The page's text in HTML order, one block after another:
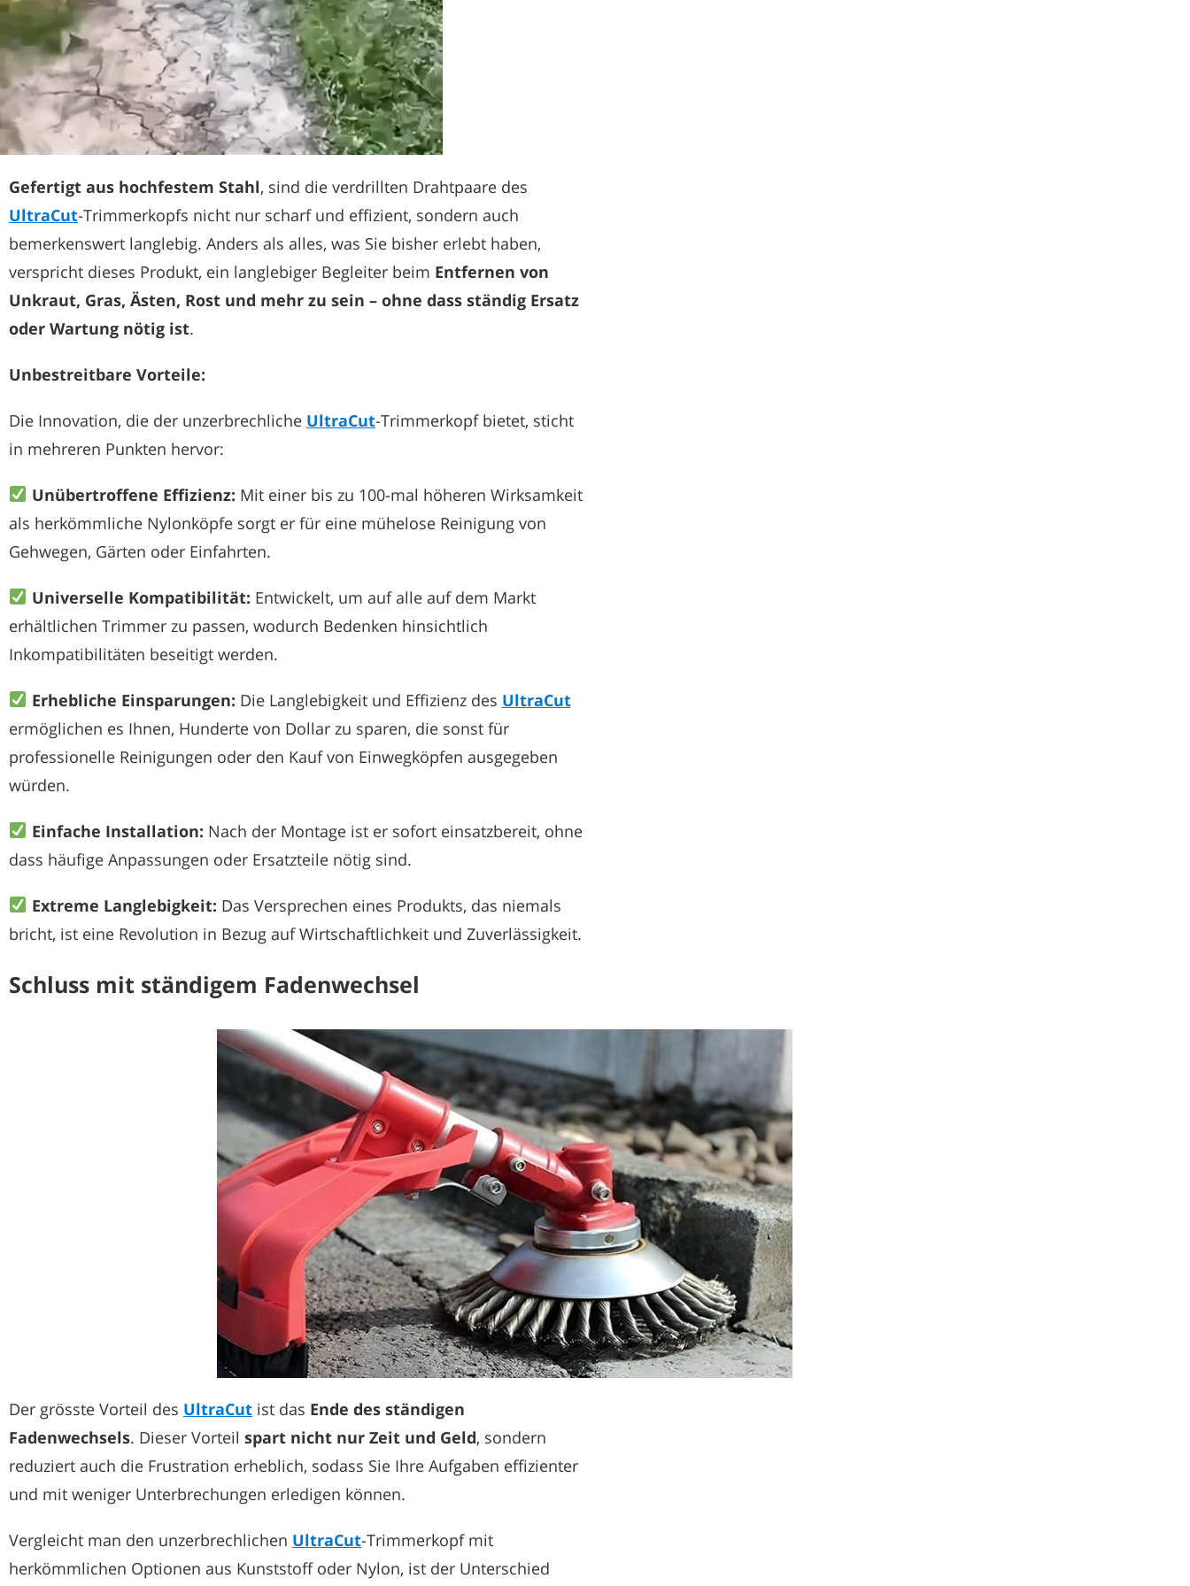
Gefertigt aus hochfestem Stahl, sind die verdrillten Drahtpaare des
UltraCut-Trimmerkopfs nicht nur scharf und effizient, sondern auch
bemerkenswert langlebig. Anders als alles, was Sie bisher erlebt haben,
verspricht dieses Produkt, ein langlebiger Begleiter beim Entfernen von
Unkraut, Gras, Ästen, Rost und mehr zu sein – ohne dass ständig Ersatz
oder Wartung nötig ist.
Unbestreitbare Vorteile:
Die Innovation, die der unzerbrechliche UltraCut-Trimmerkopf bietet, sticht
in mehreren Punkten hervor:
Unübertroffene Effizienz: Mit einer bis zu 100-mal höheren Wirksamkeit
als herkömmliche Nylonköpfe sorgt er für eine mühelose Reinigung von
Gehwegen, Gärten oder Einfahrten.
Universelle Kompatibilität: Entwickelt, um auf alle auf dem Markt
erhältlichen Trimmer zu passen, wodurch Bedenken hinsichtlich
Inkompatibilitäten beseitigt werden.
Erhebliche Einsparungen: Die Langlebigkeit und Effizienz des UltraCut
ermöglichen es Ihnen, Hunderte von Dollar zu sparen, die sonst für
professionelle Reinigungen oder den Kauf von Einwegköpfen ausgegeben
würden.
Einfache Installation: Nach der Montage ist er sofort einsatzbereit, ohne
dass häufige Anpassungen oder Ersatzteile nötig sind.
Extreme Langlebigkeit: Das Versprechen eines Produkts, das niemals
bricht, ist eine Revolution in Bezug auf Wirtschaftlichkeit und Zuverlässigkeit.
Schluss mit ständigem Fadenwechsel
Der grösste Vorteil des UltraCut ist das Ende des ständigen
Fadenwechsels. Dieser Vorteil spart nicht nur Zeit und Geld, sondern
reduziert auch die Frustration erheblich, sodass Sie Ihre Aufgaben effizienter
und mit weniger Unterbrechungen erledigen können.
Vergleicht man den unzerbrechlichen UltraCut-Trimmerkopf mit
herkömmlichen Optionen aus Kunststoff oder Nylon, ist der Unterschied